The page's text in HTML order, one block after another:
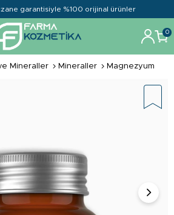
garantisiyle %100 orijinal ürünler
0
Mineraller Mineraller Magnezyum